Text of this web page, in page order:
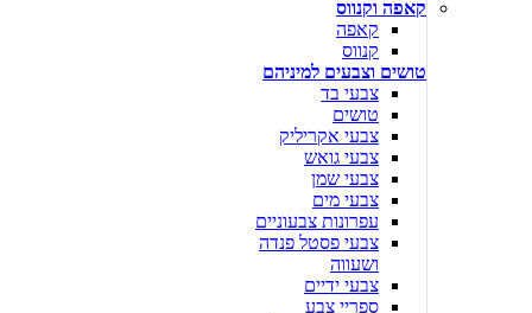
קאפה וקנווס
קאפה
קנווס
טושים וצבעים למיניהם
צבעי בד
טושים
צבעי אקריליק
צבעי גואש
צבעי שמן
צבעי מים
עפרונות צבעוניים
צבעי פסטל פנדה
ושעווה
צבעי ידיים
ספריי צבע